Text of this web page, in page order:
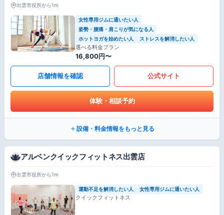
出雲市役所から1m
女性専用ジムに通いたい人
姿勢・腰痛・肩こりが気になる人
ホットヨガを始めたい人
ストレスを解消したい人
選べる料金プラン
16,800円〜
店舗情報を確認 公式サイト
体験・相談予約
設備・料金情報をもっと見る
アルペンクイックフィットネス出雲店
出雲市役所から1m
運動不足を解消したい人 女性専用ジムに通いたい人
クイックフィットネス